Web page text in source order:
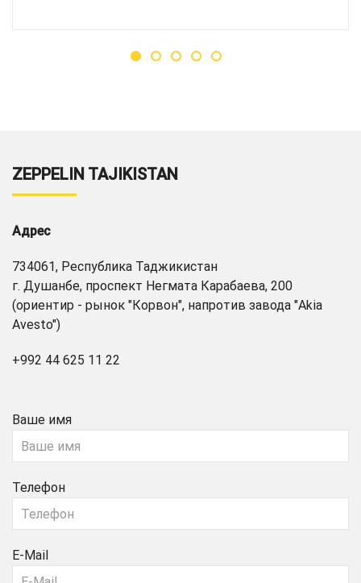
ZEPPELIN TAJIKISTAN
Адрес
734061, Республика Таджикистан
г. Душанбе, проспект Негмата Карабаева, 200
(ориентир - рынок "Корвон", напротив завода "Akia
Avesto")
+992 44 625 11 22
Ваше имя
Телефон
E-Mail